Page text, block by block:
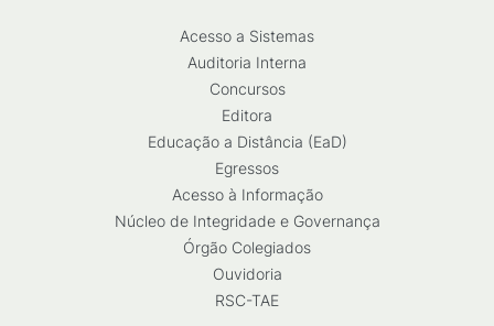
Acesso a Sistemas
Auditoria Interna
Concursos
Editora
Educação a Distância (EaD)
Egressos
Acesso à Informação
Núcleo de Integridade e Governança
Órgão Colegiados
Ouvidoria
RSC-TAE